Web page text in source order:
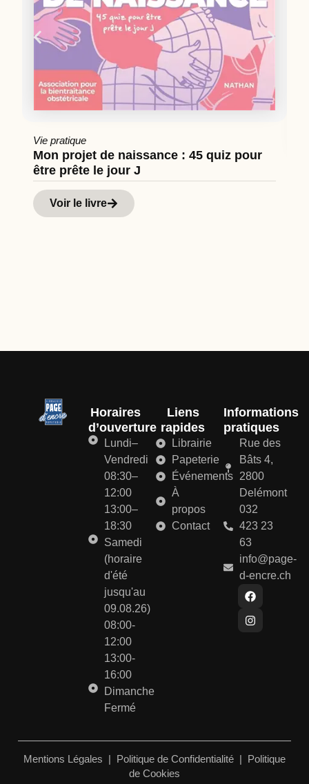
Vie pratique
Mon projet de naissance : 45 quiz pour
être prête le jour J
Voir le livre
Horaires
d’ouverture
Lundi–
Vendredi
08:30–
12:00
13:00–
18:30
Samedi
(horaire
d'été
jusqu'au
09.08.26)
08:00-
12:00
13:00-
16:00
Dimanche
Fermé
Liens
rapides
Librairie
Papeterie
Événements
À
propos
Contact
Informations
pratiques
Rue des
Bâts 4,
2800
Delémont
032
423 23
63
info@page-
d-encre.ch
Mentions Légales | Politique de Confidentialité | Politique
de Cookies